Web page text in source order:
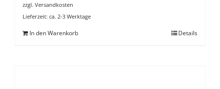
zzgl. Versandkosten
Lieferzeit: ca. 2-3 Werktage
In den Warenkorb Details